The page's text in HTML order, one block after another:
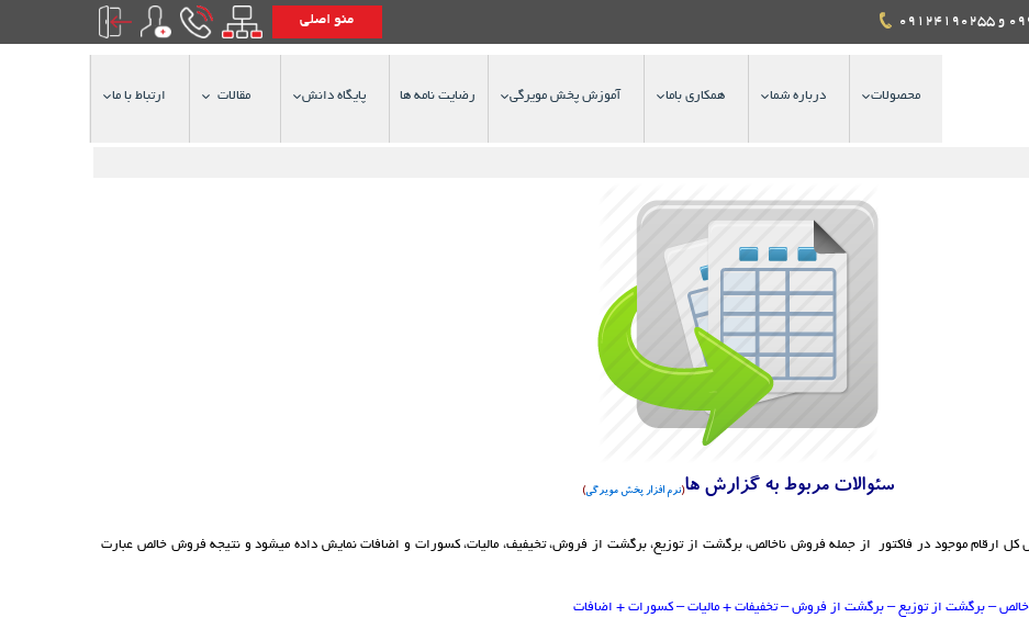
منو اصلی
محصولات درباره شما همکاری باما آموزش پخش مویرگی رضایت نامه ها پایگاه دانش مقالات ارتباط با ما
سئوالات مربوط به گزارش ها(نرم افزار پخش مویرگی)
ارقام موجود در فاکتور از جمله فروش ناخالص، برگشت از توزیع، برگشت از فروش، تخیفیف، مالیات، کسورات و اضافات نمایش داده میشود و نتیجه فروش خالص عبارت
– برگشت از توزیع – برگشت از فروش – تخفیفات + مالیات – کسورات + اضافات